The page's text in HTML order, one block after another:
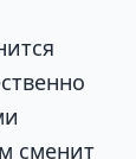
сменит